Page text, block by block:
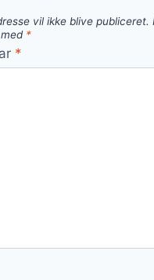
vil ikke blive publiceret.
*
*